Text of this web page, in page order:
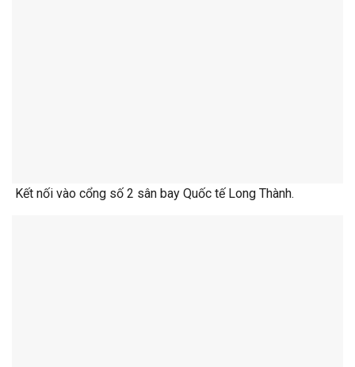
Kết nối vào cổng số 2 sân bay Quốc tế Long Thành.